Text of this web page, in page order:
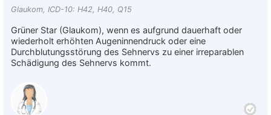
Glaukom, ICD-10: H42, H40, Q15
Grüner Star (Glaukom), wenn es aufgrund dauerhaft oder
wiederholt erhöhten Augeninnendruck oder eine
Durchblutungsstörung des Sehnervs zu einer irreparablen
Schädigung des Sehnervs kommt.